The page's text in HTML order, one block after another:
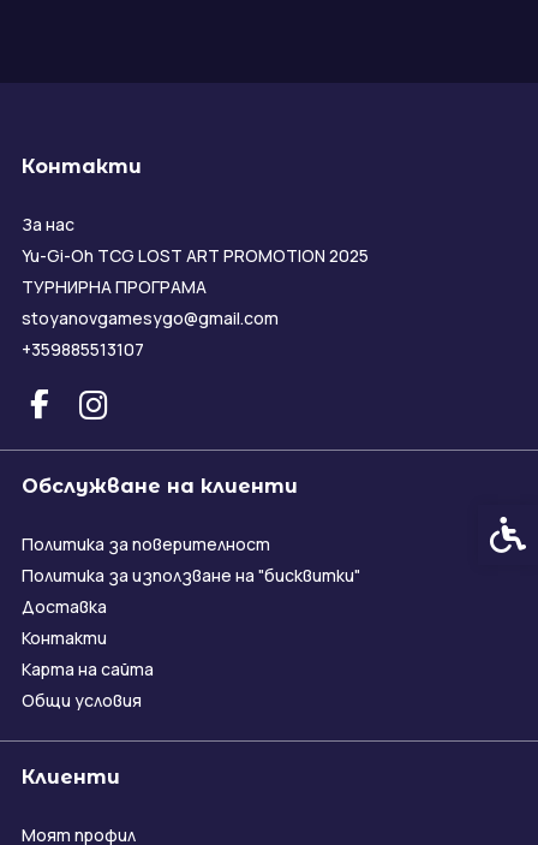
Контакти
За нас
Yu-Gi-Oh TCG LOST ART PROMOTION 2025
ТУРНИРНА ПРОГРАМА
stoyanovgamesygo@gmail.com
+359885513107
Обслужване на клиенти
Политика за поверителност
Политика за използване на "бисквитки"
Доставка
Контакти
Карта на сайта
Общи условия
Клиенти
Моят профил